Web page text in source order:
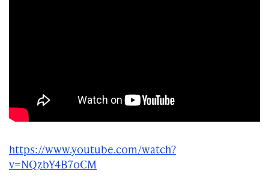
https://www.youtube.com/watch?
v=NQzbY4B7oCM